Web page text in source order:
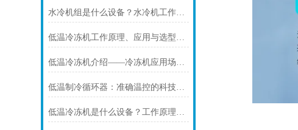
水冷机组是什么设备？水冷机工作原理、类型与应用场景全解析
低温冷冻机工作原理、应用与选型全解析
低温冷冻机介绍——冷冻机应用场景与选型指南
低温制冷循环器：准确温控的科技，赋能多行业高质量发展
低温冷冻机是什么设备？工作原理、应用领域与选型要点解析